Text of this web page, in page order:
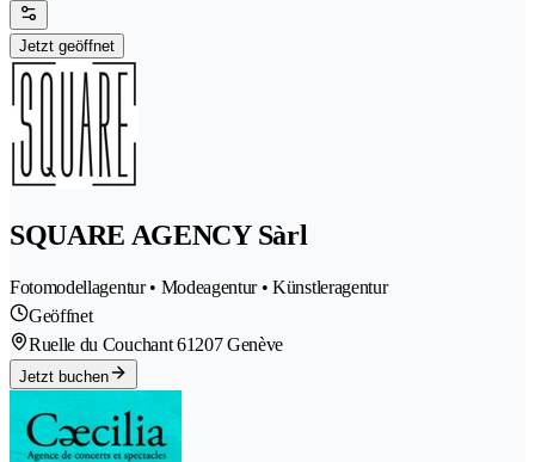
Jetzt geöffnet
SQUARE AGENCY Sàrl
Fotomodellagentur • Modeagentur • Künstleragentur
Geöffnet
Ruelle du Couchant 61207 Genève
Jetzt buchen